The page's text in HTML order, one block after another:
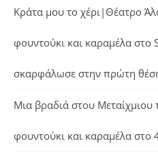
Κράτα μου το χέρι|Θέατρο
φουντούκι και καραμέλα στο
σκαρφάλωσε στην πρώτη
Μια βραδιά στου Μεταίχμιου
φουντούκι και καραμέλα στο